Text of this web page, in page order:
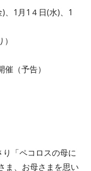
、1月1４日(水)、1
（予告）
「ペコロスの母に
ま、お母さまを思い